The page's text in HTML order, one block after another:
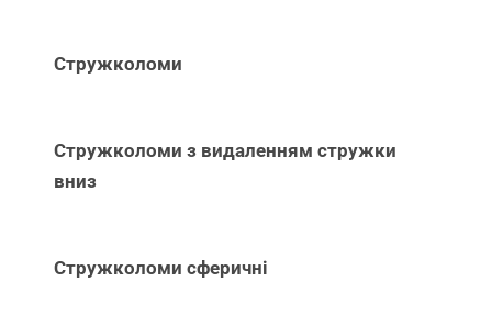
Стружколоми
Стружколоми з видаленням стружки
вниз
Стружколоми сферичні